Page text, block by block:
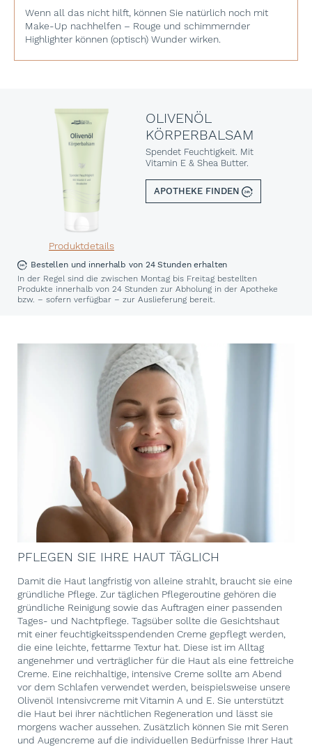
Wenn all das nicht hilft, können Sie natürlich noch mit
Make-Up nachhelfen – Rouge und schimmernder
Highlighter können (optisch) Wunder wirken.
Produktdetails
OLIVENÖL
KÖRPERBALSAM
Spendet Feuchtigkeit. Mit
Vitamin E & Shea Butter.
APOTHEKE FINDEN
Bestellen und innerhalb von 24 Stunden erhalten
In der Regel sind die zwischen Montag bis Freitag bestellten
Produkte innerhalb von 24 Stunden zur Abholung in der Apotheke
bzw. – sofern verfügbar – zur Auslieferung bereit.
PFLEGEN SIE IHRE HAUT TÄGLICH
Damit die Haut langfristig von alleine strahlt, braucht sie eine
gründliche Pflege. Zur täglichen Pflegeroutine gehören die
gründliche Reinigung sowie das Auftragen einer passenden
Tages- und Nachtpflege. Tagsüber sollte die Gesichtshaut
mit einer feuchtigkeitsspendenden Creme gepflegt werden,
die eine leichte, fettarme Textur hat. Diese ist im Alltag
angenehmer und verträglicher für die Haut als eine fettreiche
Creme. Eine reichhaltige, intensive Creme sollte am Abend
vor dem Schlafen verwendet werden, beispielsweise unsere
Olivenöl Intensivcreme mit Vitamin A und E. Sie unterstützt
die Haut bei ihrer nächtlichen Regeneration und lässt sie
morgens wacher aussehen. Zusätzlich können Sie mit Seren
und Augencreme auf die individuellen Bedürfnisse Ihrer Haut